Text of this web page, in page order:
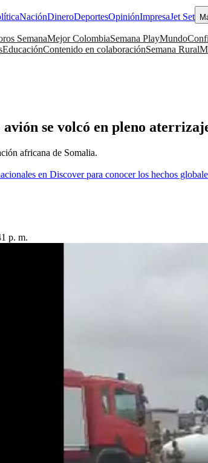
NaciónDineroDeportesOpiniónImpresaJet Set
SemanaMejor ColombiaSemana PlayMundo
EducaciónContenido en colaboraciónSemana Rural
se volcó en pleno
africana de Somalia.
en Discover para conocer los hechos
p. m.